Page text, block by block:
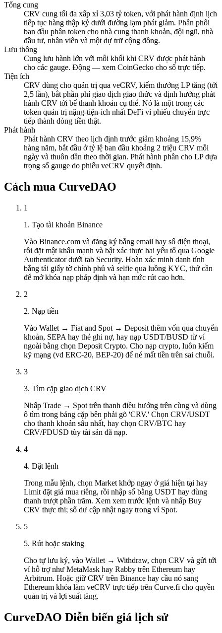
Tổng cung
CRV cung tối đa xấp xỉ 3,03 tỷ token, với phát hành định lịch
tiếp tục hàng thập kỷ dưới đường lạm phát giảm. Phân phối
ban đầu phân token cho nhà cung thanh khoản, đội ngũ, nhà
đầu tư, nhân viên và một dự trữ cộng đồng.
Lưu thông
Cung lưu hành lớn với mỗi khối khi CRV được phát hành
cho các gauge. Động — xem CoinGecko cho số trực tiếp.
Tiện ích
CRV dùng cho quản trị qua veCRV, kiếm thưởng LP tăng (tới
2,5 lần), bắt phần phí giao dịch giao thức và định hướng phát
hành CRV tới bể thanh khoản cụ thể. Nó là một trong các
token quản trị nặng-tiện-ích nhất DeFi vì phiếu chuyển trực
tiếp thành dòng tiền thật.
Phát hành
Phát hành CRV theo lịch định trước giảm khoảng 15,9%
hàng năm, bắt đầu ở tỷ lệ ban đầu khoảng 2 triệu CRV mỗi
ngày và thuôn dần theo thời gian. Phát hành phân cho LP dựa
trọng số gauge do phiếu veCRV quyết định.
Cách mua CurveDAO
1
1. Tạo tài khoản Binance
Vào Binance.com và đăng ký bằng email hay số điện thoại,
rồi đặt mật khẩu mạnh và bật xác thực hai yếu tố qua Google
Authenticator dưới tab Security. Hoàn xác minh danh tính
bằng tải giấy tờ chính phủ và selfie qua luồng KYC, thứ cần
để mở khóa nạp pháp định và hạn mức rút cao hơn.
2
2. Nạp tiền
Vào Wallet → Fiat and Spot → Deposit thêm vốn qua chuyển
khoản, SEPA hay thẻ ghi nợ, hay nạp USDT/BUSD từ ví
ngoài bằng chọn Deposit Crypto. Cho nạp crypto, luôn kiểm
kỹ mạng (vd ERC-20, BEP-20) để né mất tiền trên sai chuỗi.
3
3. Tìm cặp giao dịch CRV
Nhấp Trade → Spot trên thanh điều hướng trên cùng và dùng
ô tìm trong bảng cặp bên phải gõ 'CRV.' Chọn CRV/USDT
cho thanh khoản sâu nhất, hay chọn CRV/BTC hay
CRV/FDUSD tùy tài sản đã nạp.
4
4. Đặt lệnh
Trong mẫu lệnh, chọn Market khớp ngay ở giá hiện tại hay
Limit đặt giá mua riêng, rồi nhập số bằng USDT hay dùng
thanh trượt phần trăm. Xem xem trước lệnh và nhấp Buy
CRV thực thi; số dư cập nhật ngay trong ví Spot.
5
5. Rút hoặc staking
Cho tự lưu ký, vào Wallet → Withdraw, chọn CRV và gửi tới
ví hỗ trợ như MetaMask hay Rabby trên Ethereum hay
Arbitrum. Hoặc giữ CRV trên Binance hay cầu nó sang
Ethereum khóa làm veCRV trực tiếp trên Curve.fi cho quyền
quản trị và lợi suất tăng.
CurveDAO Diễn biến giá lịch sử